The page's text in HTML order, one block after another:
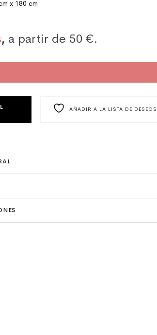
x 180 cm
, a partir de 50 €.
AÑADIR A LA LISTA DE DESEOS